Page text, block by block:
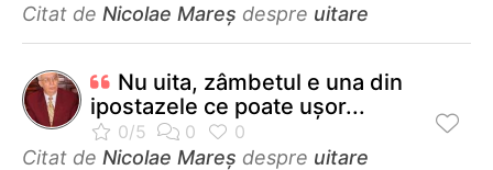
Citat de Nicolae Mareș despre uitare
Nu uita, zâmbetul e una din
ipostazele ce poate ușor...
Citat de Nicolae Mareș despre uitare